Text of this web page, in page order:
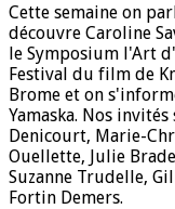
Cette semaine on
découvre Caroline
le Symposium l'Art
Festival du film de
Brome et on
Yamaska. Nos
Denicourt, Marie-
Ouellette, Julie
Suzanne Trudelle,
Fortin Demers.